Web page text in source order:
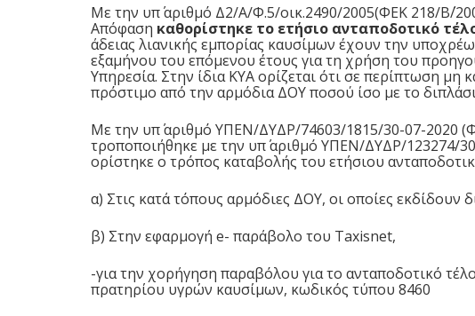
Με την υπ΄ αριθμό Δ2/Α/Φ.5/οικ.2490/2005(ΦΕΚ 218/Β΄/
Απόφαση καθορίστηκε το ετήσιο ανταποδοτικό
άδειας λιανικής εμπορίας καυσίμων έχουν την
εξαμήνου του επόμενου έτους για τη χρήση του
Υπηρεσία. Στην ίδια ΚΥΑ ορίζεται ότι σε περίπτωση μη
πρόστιμο από την αρμόδια ΔΟΥ ποσού ίσο με το
Με την υπ΄ αριθμό ΥΠΕΝ/ΔΥΔΡ/74603/1815/30-07-2020
τροποποιήθηκε με την υπ΄ αριθμό ΥΠΕΝ/ΔΥΔΡ/123274/
ορίστηκε ο τρόπος καταβολής του ετήσιου
α) Στις κατά τόπους αρμόδιες ΔΟΥ, οι οποίες εκδίδουν
β) Στην εφαρμογή e- παράβολο του Taxisnet,
-για την χορήγηση παραβόλου για το ανταποδοτικό
πρατηρίου υγρών καυσίμων, κωδικός τύπου 8460